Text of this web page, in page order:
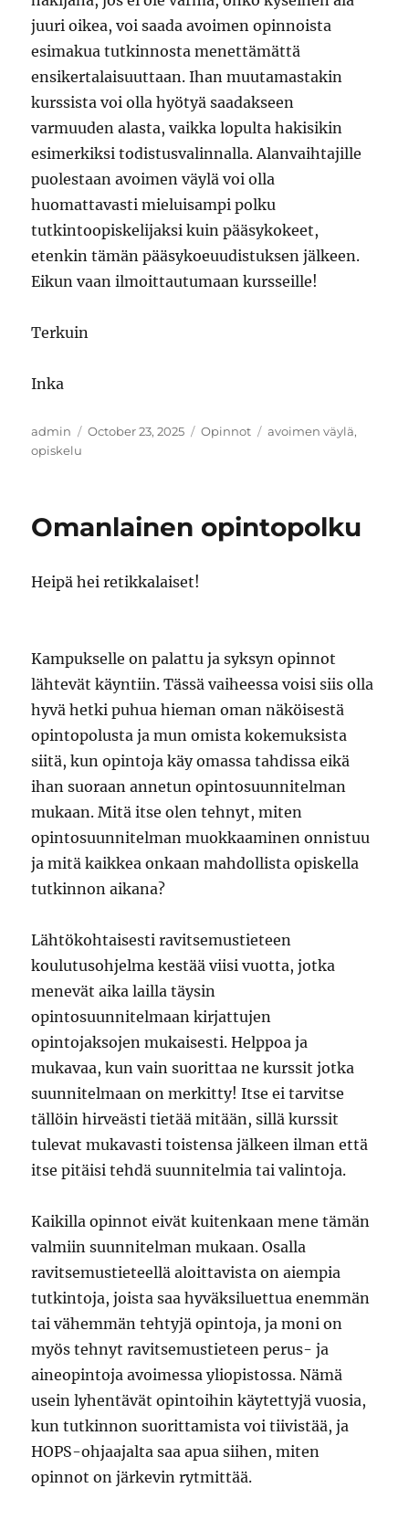
juuri oikea, voi saada avoimen opinnoista
esimakua tutkinnosta menettämättä
ensikertalaisuuttaan. Ihan muutamastakin
kurssista voi olla hyötyä saadakseen
varmuuden alasta, vaikka lopulta hakisikin
esimerkiksi todistusvalinnalla. Alanvaihtajille
puolestaan avoimen väylä voi olla
huomattavasti mieluisampi polku
tutkintoopiskelijaksi kuin pääsykokeet,
etenkin tämän pääsykoeuudistuksen jälkeen.
Eikun vaan ilmoittautumaan kursseille!
Terkuin
Inka
Author
admin
Posted
October 23, 2025 Categories
Opinnot Tags
avoimen väylä,
opiskelu
Omanlainen opintopolku
Heipä hei retikkalaiset!
Kampukselle on palattu ja syksyn opinnot
lähtevät käyntiin. Tässä vaiheessa voisi siis olla
hyvä hetki puhua hieman oman näköisestä
opintopolusta ja mun omista kokemuksista
siitä, kun opintoja käy omassa tahdissa eikä
ihan suoraan annetun opintosuunnitelman
mukaan. Mitä itse olen tehnyt, miten
opintosuunnitelman muokkaaminen onnistuu
ja mitä kaikkea onkaan mahdollista opiskella
tutkinnon aikana?
Lähtökohtaisesti ravitsemustieteen
koulutusohjelma kestää viisi vuotta, jotka
menevät aika lailla täysin
opintosuunnitelmaan kirjattujen
opintojaksojen mukaisesti. Helppoa ja
mukavaa, kun vain suorittaa ne kurssit jotka
suunnitelmaan on merkitty! Itse ei tarvitse
tällöin hirveästi tietää mitään, sillä kurssit
tulevat mukavasti toistensa jälkeen ilman että
itse pitäisi tehdä suunnitelmia tai valintoja.
Kaikilla opinnot eivät kuitenkaan mene tämän
valmiin suunnitelman mukaan. Osalla
ravitsemustieteellä aloittavista on aiempia
tutkintoja, joista saa hyväksiluettua enemmän
tai vähemmän tehtyjä opintoja, ja moni on
myös tehnyt ravitsemustieteen perus- ja
aineopintoja avoimessa yliopistossa. Nämä
usein lyhentävät opintoihin käytettyjä vuosia,
kun tutkinnon suorittamista voi tiivistää, ja
HOPS-ohjaajalta saa apua siihen, miten
opinnot on järkevin rytmittää.